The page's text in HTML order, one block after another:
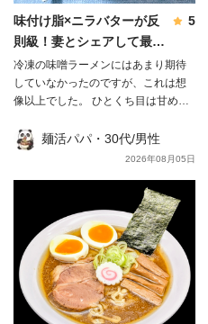
味付け脂×ニラバターが反
則級！妻とシェアして最後
は完飲しました✨
5
冷凍の味噌ラーメンにはあまり期待
していなかったのですが、これは想
像以上でした。 ひとくち目は甘めの
追ってきます。レンゲを底に沈めて
から引き上げると、コクと旨味が凝
は極太の平打ちで、もちもちしなが
ら噛むとワシワシ。太いぶんスープ
をしっかり持ち上げてくれます。 チ
ャーシューは豚ウデ肉で、見た目は
硬そうなのに食べるとホロホロ。そ
れでいて肉感はしっかり残っていて
満足感がありました😃 麺は茹で前
287.5gが茹で後454.0gまで増えるの
麺活パパ・30代/男性
2026年08月05日